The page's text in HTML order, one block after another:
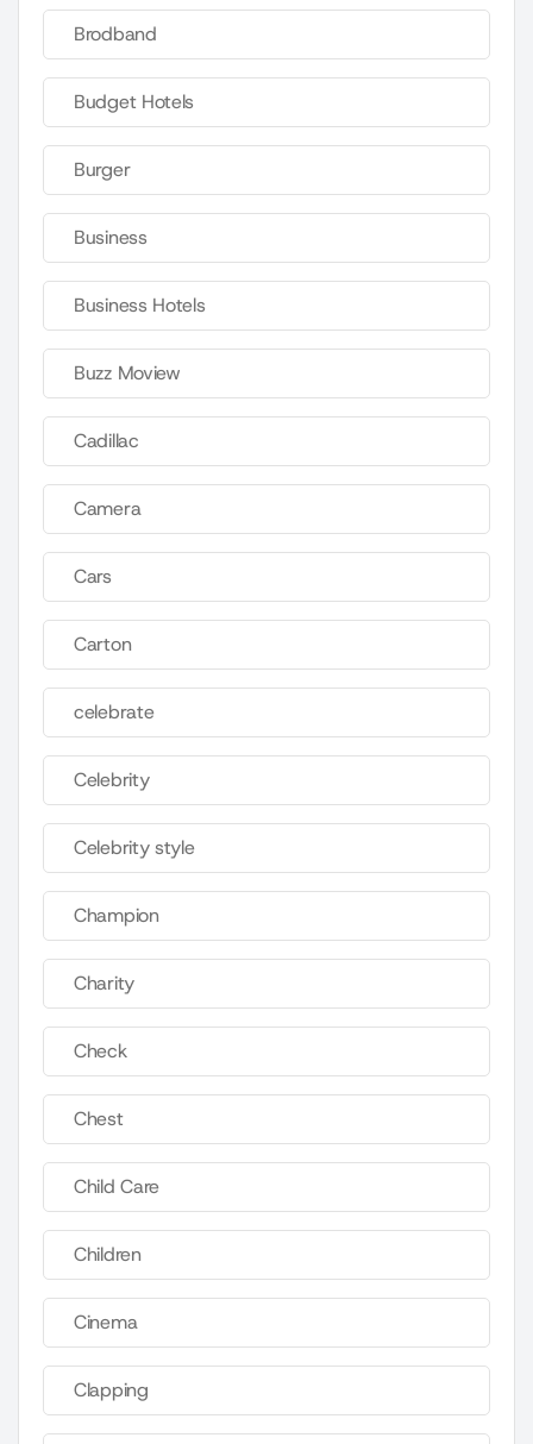
Brodband
Budget Hotels
Burger
Business
Business Hotels
Buzz Moview
Cadillac
Camera
Cars
Carton
celebrate
Celebrity
Celebrity style
Champion
Charity
Check
Chest
Child Care
Children
Cinema
Clapping